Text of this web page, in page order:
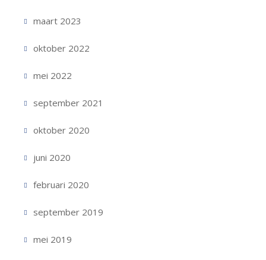
maart 2023
oktober 2022
mei 2022
september 2021
oktober 2020
juni 2020
februari 2020
september 2019
mei 2019